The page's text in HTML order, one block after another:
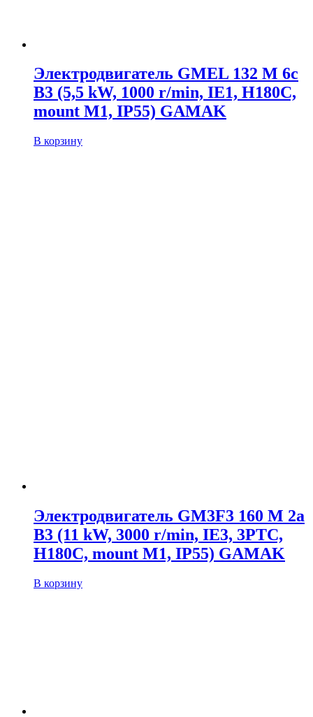
Электродвигатель GMEL 132 M 6c
B3 (5,5 kW, 1000 r/min, IE1, H180C,
mount M1, IP55) GAMAK
В корзину
Электродвигатель GM3F3 160 M 2a
B3 (11 kW, 3000 r/min, IE3, 3PTC,
H180C, mount M1, IP55) GAMAK
В корзину